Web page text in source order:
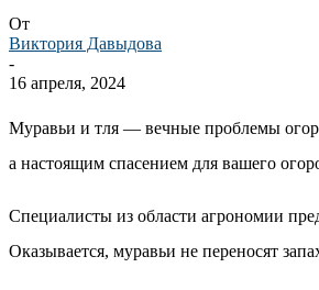
От
Виктория Давыдова
-
16 апреля, 2024
Муравьи и тля — вечные проблемы
а настоящим спасением для вашего
Специалисты из области агрономии
Оказывается, муравьи не переносят